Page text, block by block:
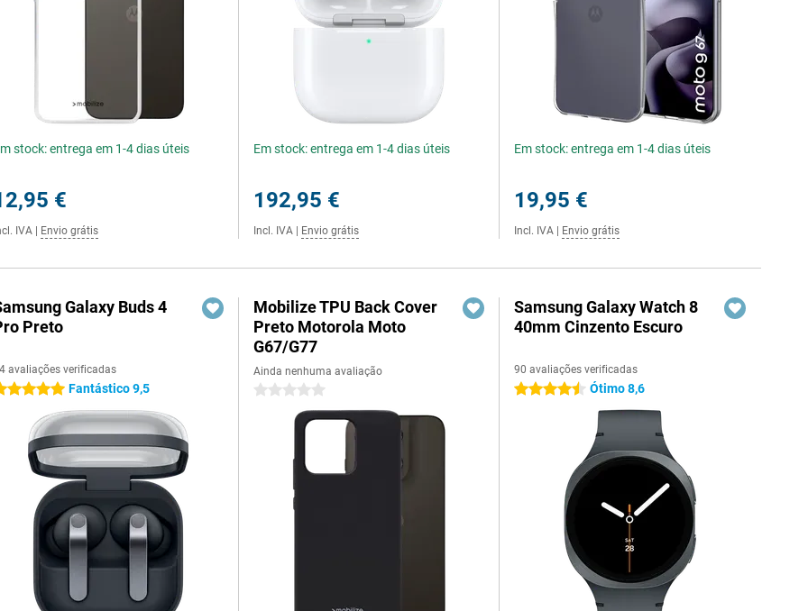
stock: entrega em 1-4 dias úteis
€
IVA Envio grátis
Em stock: entrega em 1-4 dias úteis
192,95 €
Incl. IVA Envio grátis
Em stock: entrega em 1-4 dias úteis
19,95 €
Incl. IVA Envio grátis
Galaxy Buds 4
Preto
avaliações verificadas
estrelas Fantástico 9,5
Mobilize TPU Back Cover
Preto Motorola Moto
G67/G77
Ainda nenhuma avaliação
0 estrelas
Samsung Galaxy Watch 8
40mm Cinzento Escuro
90 avaliações verificadas
4.5 estrelas Ótimo 8,6